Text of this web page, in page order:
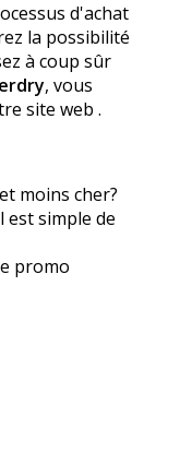
d'achat
la possibilité
à coup sûr
, vous
site web .
moins cher?
est simple de
promo